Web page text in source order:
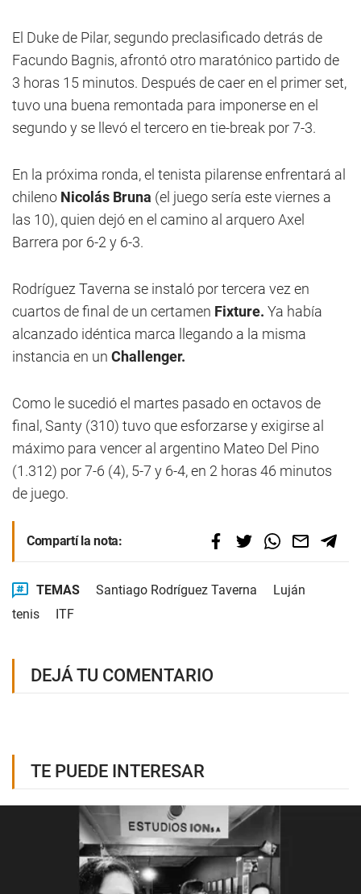
El Duke de Pilar, segundo preclasificado detrás de
Facundo Bagnis, afrontó otro maratónico partido de
3 horas 15 minutos. Después de caer en el primer set,
tuvo una buena remontada para imponerse en el
segundo y se llevó el tercero en tie-break por 7-3.
En la próxima ronda, el tenista pilarense enfrentará al
chileno Nicolás Bruna (el juego sería este viernes a
las 10), quien dejó en el camino al arquero Axel
Barrera por 6-2 y 6-3.
Rodríguez Taverna se instaló por tercera vez en
cuartos de final de un certamen Fixture. Ya había
alcanzado idéntica marca llegando a la misma
instancia en un Challenger.
Como le sucedió el martes pasado en octavos de
final, Santy (310) tuvo que esforzarse y exigirse al
máximo para vencer al argentino Mateo Del Pino
(1.312) por 7-6 (4), 5-7 y 6-4, en 2 horas 46 minutos
de juego.
Compartí la nota:
TEMAS Santiago Rodríguez Taverna
Luján
tenis
ITF
DEJÁ TU COMENTARIO
TE PUEDE INTERESAR